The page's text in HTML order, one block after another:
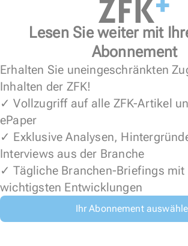
Lesen Sie weiter mit
Abonnement
Erhalten Sie uneingeschränkten
Inhalten der ZFK!
✓ Vollzugriff auf alle ZFK-Artikel
ePaper
✓ Exklusive Analysen,
Interviews aus der Branche
✓ Tägliche Branchen-Briefings mit
wichtigsten Entwicklungen
Ihr Abonnement